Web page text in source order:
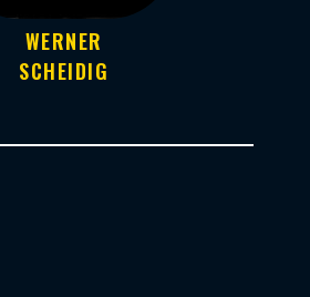
WERNER
SCHEIDIG